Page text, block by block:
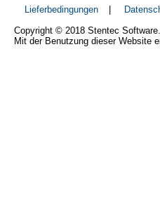
Lieferbedingungen |
Copyright © 2018 Stentec
Mit der Benutzung dieser Website